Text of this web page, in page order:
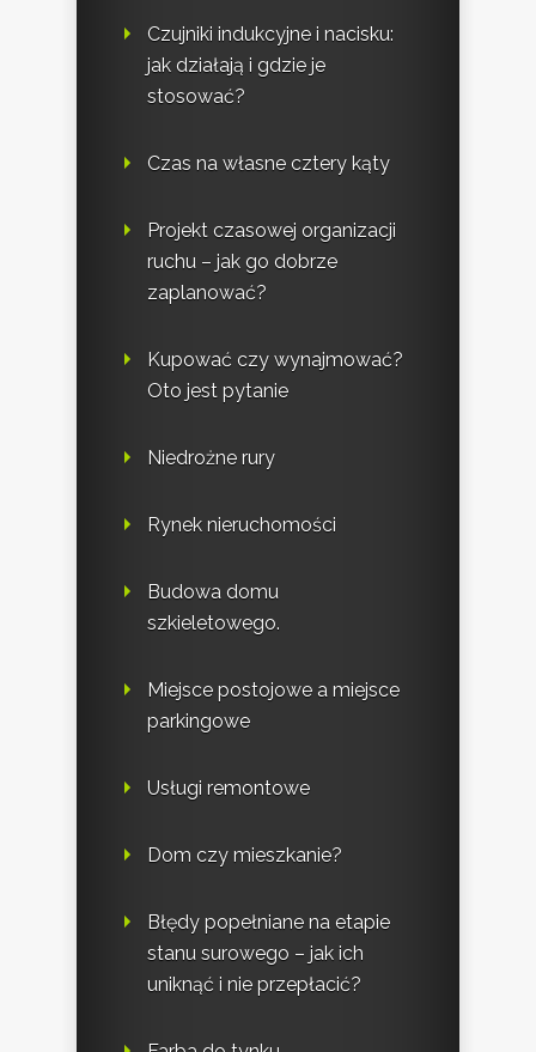
Czujniki indukcyjne i nacisku:
jak działają i gdzie je
stosować?
Czas na własne cztery kąty
Projekt czasowej organizacji
ruchu – jak go dobrze
zaplanować?
Kupować czy wynajmować?
Oto jest pytanie
Niedrożne rury
Rynek nieruchomości
Budowa domu
szkieletowego.
Miejsce postojowe a miejsce
parkingowe
Usługi remontowe
Dom czy mieszkanie?
Błędy popełniane na etapie
stanu surowego – jak ich
uniknąć i nie przepłacić?